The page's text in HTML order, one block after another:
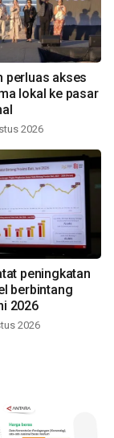
perluas akses
lokal ke pasar
2026
peningkatan
berbintang
2026
2026